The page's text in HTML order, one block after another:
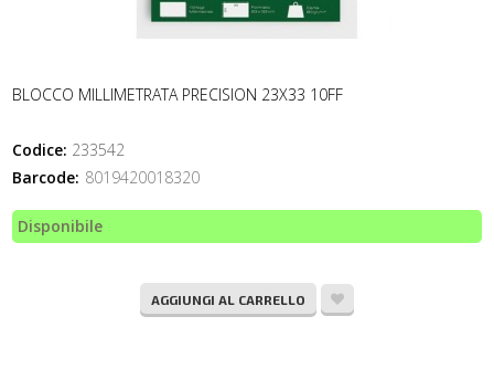
BLOCCO MILLIMETRATA PRECISION 23X33 10FF
Codice: 233542
Barcode: 8019420018320
Disponibile
AGGIUNGI AL CARRELLO